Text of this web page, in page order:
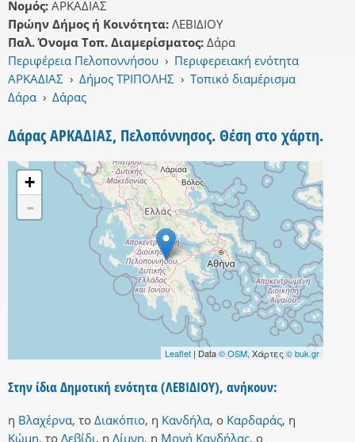
Νομός: ΑΡΚΑΔΙΑΣ
Πρώην Δήμος ή Κοινότητα: ΛΕΒΙΔΙΟΥ
Παλ. Όνομα Τοπ. Διαμερίσματος: Δάρα
Περιφέρεια Πελοποννήσου › Περιφερειακή ενότητα
ΑΡΚΑΔΙΑΣ › Δήμος ΤΡΙΠΟΛΗΣ › Τοπικό διαμέρισμα
Δάρα › Δάρας
Δάρας ΑΡΚΑΔΙΑΣ, Πελοπόννησος. Θέση στο χάρτη.
+
-
Leaflet | Data© OSM, Χάρτες © buk.gr
Στην ίδια Δημοτική ενότητα (ΛΕΒΙΔΙΟΥ), ανήκουν:
η Βλαχέρνα, το Διακόπιο, η Κανδήλα, ο Καρδαράς, η
Κώμη, το Λεβίδι, η Λίμνη, η Μονή Κανδήλας, ο